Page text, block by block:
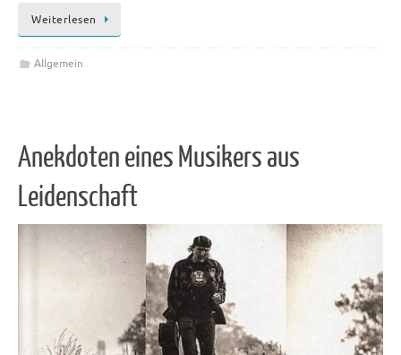
Weiterlesen
Allgemein
Anekdoten eines Musikers aus
Leidenschaft